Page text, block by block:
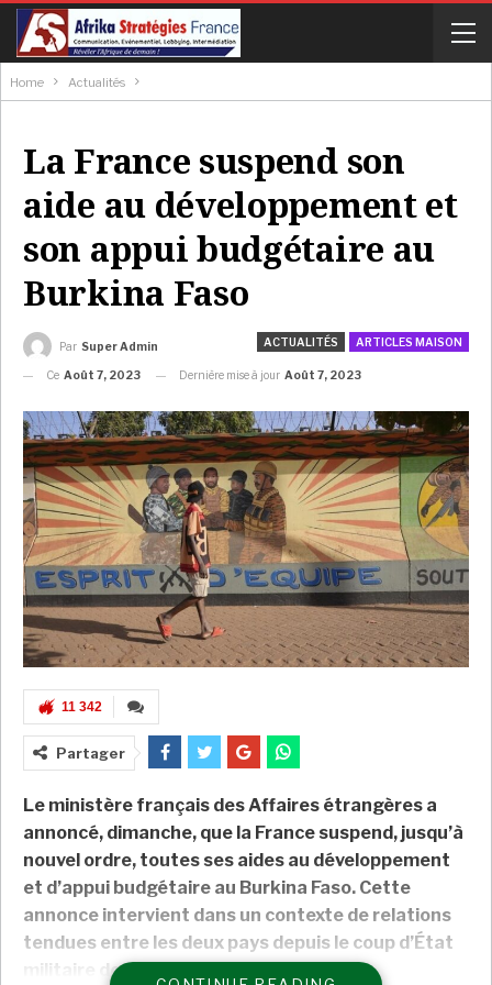
Home Actualités
La France suspend son
aide au développement et
son appui budgétaire au
Burkina Faso
ACTUALITÉS ARTICLES MAISON
Par Super Admin
Ce Août 7, 2023 Dernière mise à jour Août 7, 2023
11 342
Partager
Le ministère français des Affaires étrangères a
annoncé, dimanche, que la France suspend, jusqu’à
nouvel ordre, toutes ses aides au développement
et d’appui budgétaire au Burkina Faso. Cette
annonce intervient dans un contexte de relations
tendues entre les deux pays depuis le coup d’État
militaire de janvier 2022.